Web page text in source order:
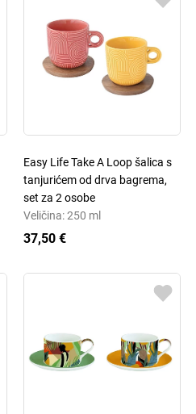
Easy Life Take A Loop šalica s
tanjurićem od drva bagrema,
set za 2 osobe
Veličina: 250 ml
37,50 €